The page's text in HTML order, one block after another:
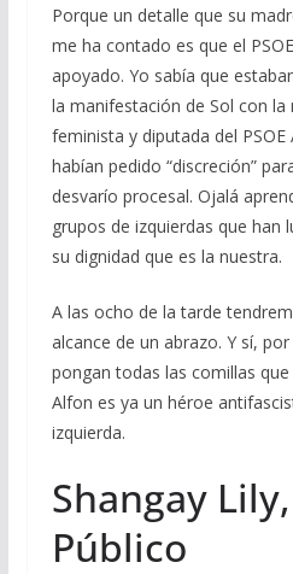
Porque un detalle que su
me ha contado es que el
apoyado. Yo sabía que
la manifestación de Sol con
feminista y diputada del
habían pedido “discreción”
desvarío procesal. Ojalá
grupos de izquierdas que han
su dignidad que es la nuestra.
A las ocho de la tarde
alcance de un abrazo. Y sí,
pongan todas las comillas
Alfon es ya un héroe
izquierda.
Shangay
Público